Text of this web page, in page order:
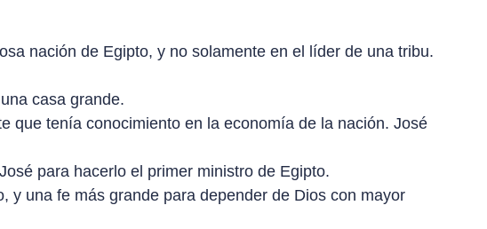
nación de Egipto, y no solamente en el líder de una tribu.
casa grande.
que tenía conocimiento en la economía de la nación. José
para hacerlo el primer ministro de Egipto.
y una fe más grande para depender de Dios con mayor